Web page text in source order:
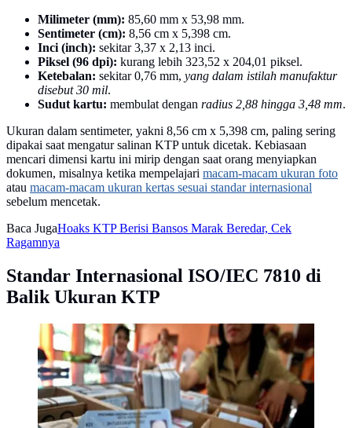
Milimeter (mm): 85,60 mm x 53,98 mm.
Sentimeter (cm): 8,56 cm x 5,398 cm.
Inci (inch): sekitar 3,37 x 2,13 inci.
Piksel (96 dpi): kurang lebih 323,52 x 204,01 piksel.
Ketebalan: sekitar 0,76 mm, yang dalam istilah manufaktur
disebut 30 mil.
Sudut kartu: membulat dengan radius 2,88 hingga 3,48 mm.
Ukuran dalam sentimeter, yakni 8,56 cm x 5,398 cm, paling sering
dipakai saat mengatur salinan KTP untuk dicetak. Kebiasaan
mencari dimensi kartu ini mirip dengan saat orang menyiapkan
dokumen, misalnya ketika mempelajari macam-macam ukuran foto
atau macam-macam ukuran kertas sesuai standar internasional
sebelum mencetak.
Baca JugaHoaks KTP Berisi Bansos Marak Beredar, Cek
Ragamnya
Standar Internasional ISO/IEC 7810 di
Balik Ukuran KTP